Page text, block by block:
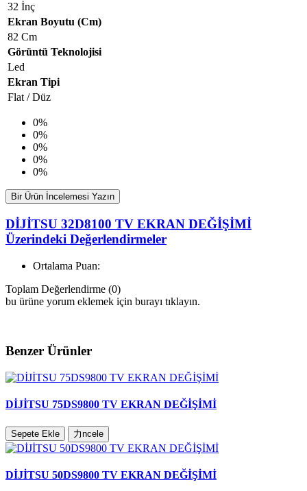
32 İnç
Ekran Boyutu (Cm)
82 Cm
Görüntü Teknolojisi
Led
Ekran Tipi
Flat / Düz
0%
0%
0%
0%
0%
Bir Ürün İncelemesi Yazın
DİJİTSU 32D8100 TV EKRAN DEĞİŞİMİ
Üzerindeki Değerlendirmeler
Ortalama Puan:
Toplam Değerlendirme (0)
bu ürüne yorum eklemek için burayı tıklayın.
Benzer Ürünler
DİJİTSU 75DS9800 TV EKRAN DEĞİŞİMİ
Sepete Ekle 力ncele
DİJİTSU 50DS9800 TV EKRAN DEĞİŞİMİ